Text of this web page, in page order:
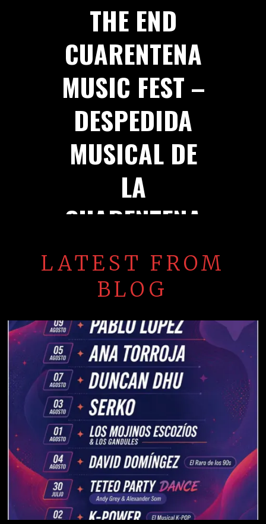
THE END
CUARENTENA
MUSIC FEST –
DESPEDIDA
MUSICAL DE
LA
CUARENTENA
LATEST FROM
BLOG